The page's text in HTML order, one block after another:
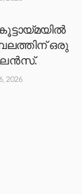
ഒരു
2026